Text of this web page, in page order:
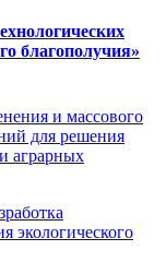
благополучия»
и массового
для решения
аграрных
экологического